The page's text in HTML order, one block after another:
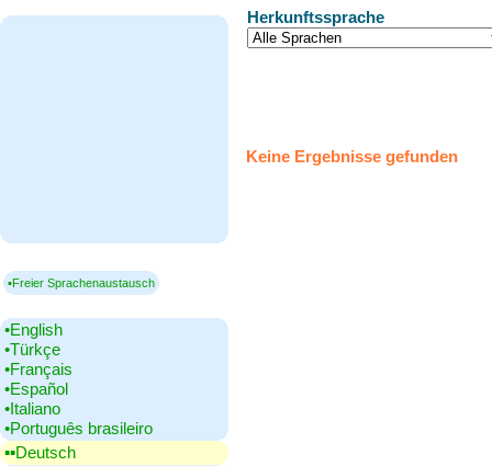
▪Freier Sprachenaustausch
•‎English
•‎Türkçe
•‎Français
•‎Español
•‎Italiano
•‎Português brasileiro
▪▪‎Deutsch
Herkunftssprache
Keine Ergebnisse gefunden